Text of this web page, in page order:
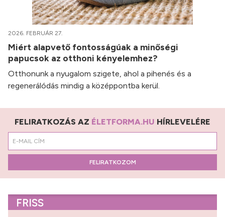
2026. FEBRUÁR 27.
Miért alapvető fontosságúak a minőségi
papucsok az otthoni kényelemhez?
Otthonunk a nyugalom szigete, ahol a pihenés és a
regenerálódás mindig a középpontba kerül.
FELIRATKOZÁS AZ ÉLETFORMA.HU HÍRLEVELÉRE
FELIRATKOZOM
FRISS